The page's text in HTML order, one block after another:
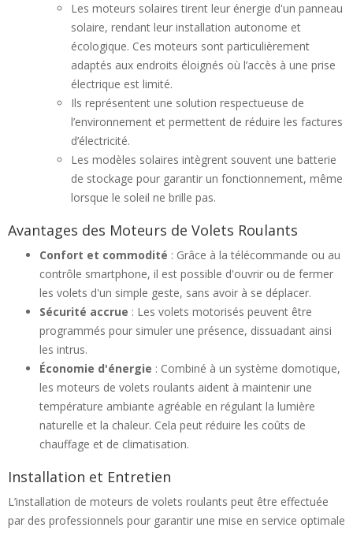
Les moteurs solaires tirent leur énergie d'un panneau
solaire, rendant leur installation autonome et
écologique. Ces moteurs sont particulièrement
adaptés aux endroits éloignés où l’accès à une prise
électrique est limité.
Ils représentent une solution respectueuse de
l’environnement et permettent de réduire les factures
d’électricité.
Les modèles solaires intègrent souvent une batterie
de stockage pour garantir un fonctionnement, même
lorsque le soleil ne brille pas.
Avantages des Moteurs de Volets Roulants
Confort et commodité : Grâce à la télécommande ou au
contrôle smartphone, il est possible d'ouvrir ou de fermer
les volets d'un simple geste, sans avoir à se déplacer.
Sécurité accrue : Les volets motorisés peuvent être
programmés pour simuler une présence, dissuadant ainsi
les intrus.
Économie d'énergie : Combiné à un système domotique,
les moteurs de volets roulants aident à maintenir une
température ambiante agréable en régulant la lumière
naturelle et la chaleur. Cela peut réduire les coûts de
chauffage et de climatisation.
Installation et Entretien
L’installation de moteurs de volets roulants peut être effectuée
par des professionnels pour garantir une mise en service optimale